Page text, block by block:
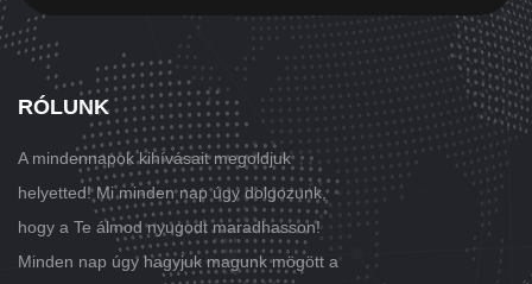
RÓLUNK
A mindennapok kihívásait megoldjuk
helyetted! Mi minden nap úgy dolgozunk,
hogy a Te álmod nyugodt maradhasson!
Minden nap úgy hagyjuk magunk mögött a